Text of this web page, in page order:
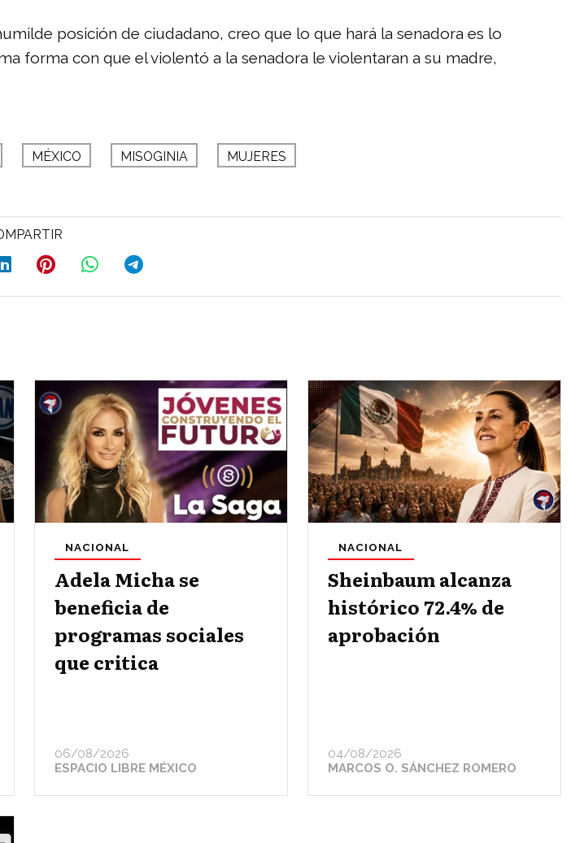
posición de ciudadano, creo que lo que hará la senadora es lo
forma con que el violentó a la senadora le violentaran a su madre,
MÉXICO MISOGINIA MUJERES
Adela Micha se
beneficia de
programas sociales
que critica
ESPACIO LIBRE MÉXICO
NACIONAL
06/08/2026
Sheinbaum alcanza
histórico 72.4% de
aprobación
MARCOS O. SÁNCHEZ ROMERO
NACIONAL
04/08/2026